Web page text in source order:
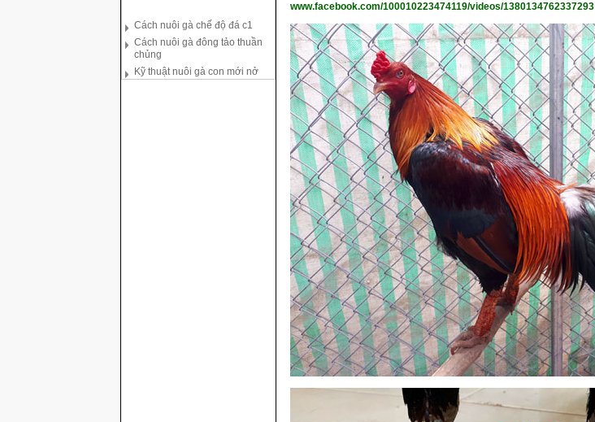
chủng
Kỹ thuật nuôi gà con mới nở
Hướng dẫn nuôi gà đá
Tại sao bạn cần biết cách nuôi
gà chọi ?
www.facebook.com/100010223474119/videos/1380134762337293